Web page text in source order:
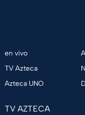
en vivo
TV Azteca
Azteca UNO
TV AZTECA